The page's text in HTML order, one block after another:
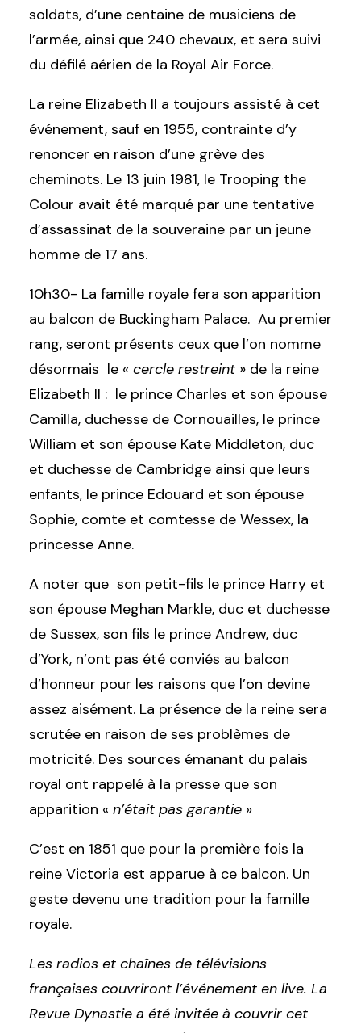
soldats, d’une centaine de musiciens de
l’armée, ainsi que 240 chevaux, et sera suivi
du défilé aérien de la Royal Air Force.
La reine Elizabeth II a toujours assisté à cet
événement, sauf en 1955, contrainte d’y
renoncer en raison d’une grève des
cheminots. Le 13 juin 1981, le Trooping the
Colour avait été marqué par une tentative
d’assassinat de la souveraine par un jeune
homme de 17 ans.
10h30- La famille royale fera son apparition
au balcon de Buckingham Palace. Au premier
rang, seront présents ceux que l’on nomme
désormais le « cercle restreint » de la reine
Elizabeth II : le prince Charles et son épouse
Camilla, duchesse de Cornouailles, le prince
William et son épouse Kate Middleton, duc
et duchesse de Cambridge ainsi que leurs
enfants, le prince Edouard et son épouse
Sophie, comte et comtesse de Wessex, la
princesse Anne.
A noter que son petit-fils le prince Harry et
son épouse Meghan Markle, duc et duchesse
de Sussex, son fils le prince Andrew, duc
d’York, n’ont pas été conviés au balcon
d’honneur pour les raisons que l’on devine
assez aisément. La présence de la reine sera
scrutée en raison de ses problèmes de
motricité. Des sources émanant du palais
royal ont rappelé à la presse que son
apparition « n’était pas garantie »
C’est en 1851 que pour la première fois la
reine Victoria est apparue à ce balcon. Un
geste devenu une tradition pour la famille
royale.
Les radios et chaînes de télévisions
françaises couvriront l’événement en live. La
Revue Dynastie a été invitée à couvrir cet